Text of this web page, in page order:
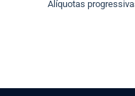
Alíquotas